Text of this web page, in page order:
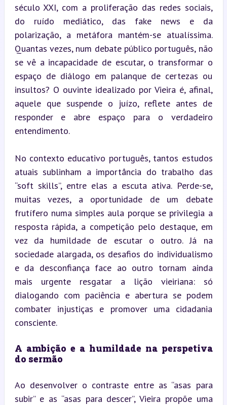
século XXI, com a proliferação das redes sociais,
do ruído mediático, das fake news e da
polarização, a metáfora mantém-se atualíssima.
Quantas vezes, num debate público português, não
se vê a incapacidade de escutar, o transformar o
espaço de diálogo em palanque de certezas ou
insultos? O ouvinte idealizado por Vieira é, afinal,
aquele que suspende o juízo, reflete antes de
responder e abre espaço para o verdadeiro
entendimento.
No contexto educativo português, tantos estudos
atuais sublinham a importância do trabalho das
“soft skills”, entre elas a escuta ativa. Perde-se,
muitas vezes, a oportunidade de um debate
frutífero numa simples aula porque se privilegia a
resposta rápida, a competição pelo destaque, em
vez da humildade de escutar o outro. Já na
sociedade alargada, os desafios do individualismo
e da desconfiança face ao outro tornam ainda
mais urgente resgatar a lição vieiriana: só
dialogando com paciência e abertura se podem
combater injustiças e promover uma cidadania
consciente.
A ambição e a humildade na perspetiva
do sermão
Ao desenvolver o contraste entre as “asas para
subir” e as “asas para descer”, Vieira propõe uma